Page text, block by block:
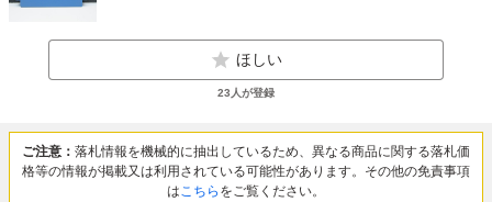
ほしい
23 人が登録
ご注意： 落札情報を機械的に抽出しているため、異なる商品に関する落札価
格等の情報が掲載又は利用されている可能性があります。その他の免責事項
はこちら をご覧ください。